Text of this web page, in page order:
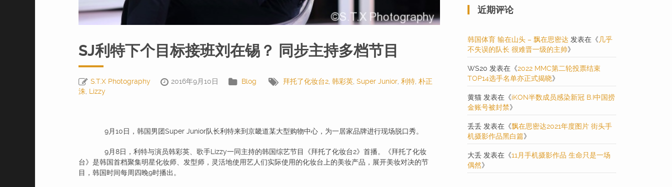
SJ利特下个目标接班刘在锡？ 同步主持多档节目
S.T.X Photography 2016年9月10日 Blog 拜托了化妆台2, 韩彩英, Super Junior, 利特, 朴正
洙, Lizzy
9月10日，韩国男团Super Junior队长利特来到京畿道某大型购物中心，为一居家品牌进行现场脱口秀。
9月8日，利特与演员韩彩英、歌手Lizzy一同主持的韩国综艺节目《拜托了化妆台2》首播。《拜托了化妆
台》是韩国首档聚集明星化妆师、发型师，灵活地使用艺人们实际使用的化妆台上的美妆产品，展开美妆对决的节
目，韩国时间每周四晚9时播出。
近期评论
韩国体育 输在山头 – 飘在思密达 发表在《 几乎
不失误的队长 很难晋一级的主帅》
WS20 发表在《2022 MMC第二轮投票结束
TOP14选手名单亦正式揭晓》
黄猫 发表在《iKON半数成员感染新冠 B.I中国捞
金账号被封禁》
丢丢 发表在《飘在思密达2021年度图片 街头手
机摄影作品黑白篇》
大丢 发表在《11月手机摄影作品 生命只是一场
偶然》